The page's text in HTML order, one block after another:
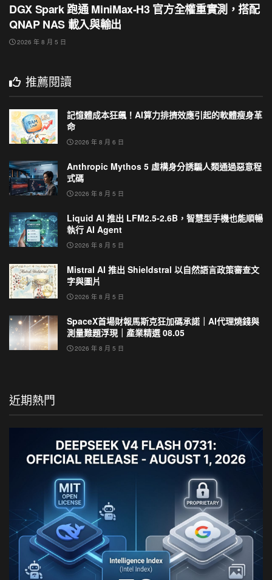
DGX Spark 跑通 MiniMax-H3 官方全權重實測，搭配
QNAP NAS 載入與輸出
2026 年 8 月 5 日
推薦閱讀
記憶體成本狂飆！AI算力排擠效應引起的軟體瘦身革
命
2026 年 8 月 6 日
Anthropic Mythos 5 虛構身分誘騙人類通過惡意程
式碼
2026 年 8 月 5 日
Liquid AI 推出 LFM2.5-2.6B，智慧型手機也能順暢
執行 AI Agent
2026 年 8 月 5 日
Mistral AI 推出 Shieldstral 以自然語言政策審查文
字與圖片
2026 年 8 月 5 日
SpaceX首場財報馬斯克狂加碼承諾｜AI代理燒錢與
測量難題浮現｜產業精選 08.05
2026 年 8 月 5 日
近期熱門